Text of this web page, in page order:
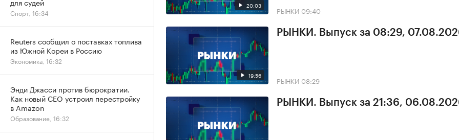
20:03 РЫНКИ 09:40
19:56
РЫНКИ. Выпуск за 08:29,
РЫНКИ 08:29
РЫНКИ. Выпуск за 21:36,
Спорт, 16:34
Reuters сообщил о поставках топлива
из Южной Кореи в Россию
Экономика, 16:32
Энди Джасси против бюрократии.
Как новый CEO устроил перестройку
в Amazon
Образование, 16:32